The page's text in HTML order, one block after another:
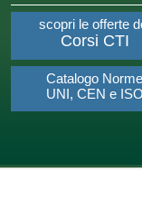
scopri le offerte
Corsi CTI
Catalogo Norme
UNI, CEN e ISO